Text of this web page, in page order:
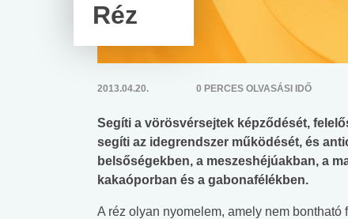
Réz
2013.04.20. 0 PERCES OLVASÁSI IDŐ
Segíti a vörösvérsejtek képződését,
segíti az idegrendszer működését, és
belsőségekben, a meszeshéjúakban, a
kakaóporban és a gabonafélékben.
A réz olyan nyomelem, amely nem